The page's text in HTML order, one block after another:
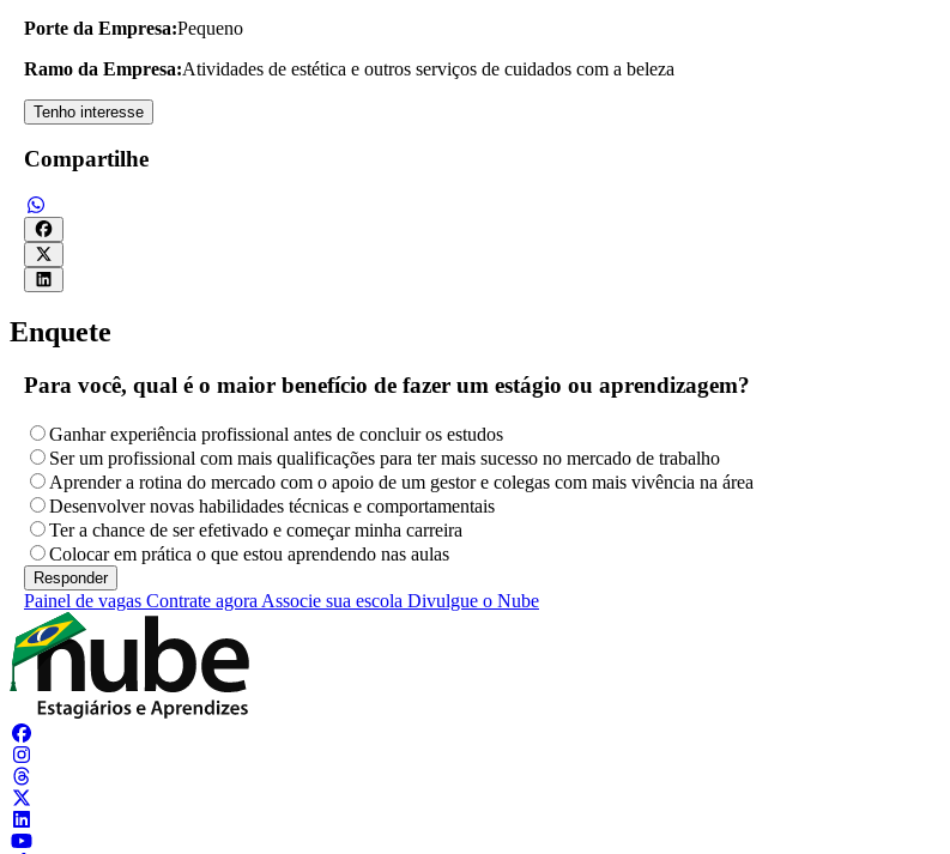
Porte da Empresa:Pequeno
Ramo da Empresa:Atividades de estética e outros serviços de cuidados com a beleza
Tenho interesse
Compartilhe
Enquete
Para você, qual é o maior benefício de fazer um estágio ou aprendizagem?
Ganhar experiência profissional antes de concluir os estudos
Ser um profissional com mais qualificações para ter mais sucesso no mercado de trabalho
Aprender a rotina do mercado com o apoio de um gestor e colegas com mais vivência na área
Desenvolver novas habilidades técnicas e comportamentais
Ter a chance de ser efetivado e começar minha carreira
Colocar em prática o que estou aprendendo nas aulas
Painel de vagas Contrate agora Associe sua escola Divulgue o Nube